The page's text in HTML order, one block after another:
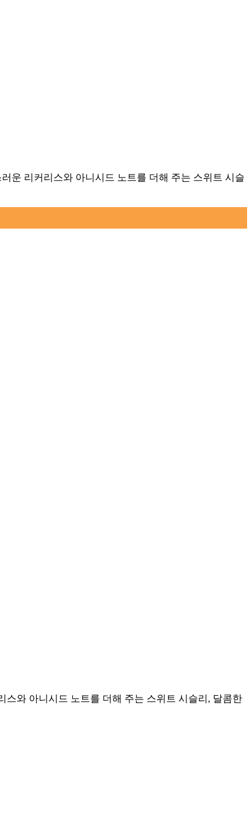
운 리커리스와 아니시드 노트를 더해 주는 스위트 시슬
와 아니시드 노트를 더해 주는 스위트 시슬리, 달콤한